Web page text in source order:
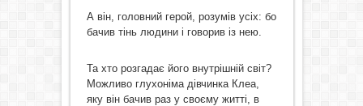
А він, головний герой, розумів усіх: бо
бачив тінь людини і говорив із нею.
Та хто розгадає його внутрішній світ?
Можливо глухоніма дівчинка Клеа,
яку він бачив раз у своєму житті, в